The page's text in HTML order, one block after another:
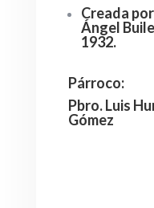
Creada
Ángel
1932.
Párroco:
Pbro. Luis
Gómez